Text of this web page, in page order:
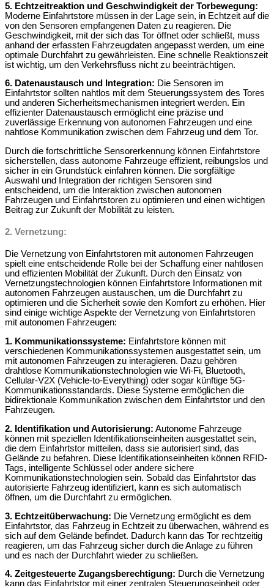
5. Echtzeitreaktion und Geschwindigkeit der Torbewegung:
Moderne Einfahrtstore müssen in der Lage sein, in Echtzeit auf die
von den Sensoren empfangenen Daten zu reagieren. Die
Geschwindigkeit, mit der sich das Tor öffnet oder schließt, muss
anhand der erfassten Fahrzeugdaten angepasst werden, um eine
optimale Durchfahrt zu gewährleisten. Eine schnelle Reaktionszeit
ist wichtig, um den Verkehrsfluss nicht zu beeinträchtigen.
6. Datenaustausch und Integration: Die Sensoren im
Einfahrtstor sollten nahtlos mit dem Steuerungssystem des Tores
und anderen Sicherheitsmechanismen integriert werden. Ein
effizienter Datenaustausch ermöglicht eine präzise und
zuverlässige Erkennung von autonomen Fahrzeugen und eine
nahtlose Kommunikation zwischen dem Fahrzeug und dem Tor.
Durch die fortschrittliche Sensorerkennung können Einfahrtstore
sicherstellen, dass autonome Fahrzeuge effizient, reibungslos und
sicher in ein Grundstück einfahren können. Die sorgfältige
Auswahl und Integration der richtigen Sensoren sind
entscheidend, um die Interaktion zwischen autonomen
Fahrzeugen und Einfahrtstoren zu optimieren und einen wichtigen
Beitrag zur Zukunft der Mobilität zu leisten.
2. Vernetzung:
Die Vernetzung von Einfahrtstoren mit autonomen Fahrzeugen
spielt eine entscheidende Rolle bei der Schaffung einer nahtlosen
und effizienten Mobilität der Zukunft. Durch den Einsatz von
Vernetzungstechnologien können Einfahrtstore Informationen mit
autonomen Fahrzeugen austauschen, um die Durchfahrt zu
optimieren und die Sicherheit sowie den Komfort zu erhöhen. Hier
sind einige wichtige Aspekte der Vernetzung von Einfahrtstoren
mit autonomen Fahrzeugen:
1. Kommunikationssysteme: Einfahrtstore können mit
verschiedenen Kommunikationssystemen ausgestattet sein, um
mit autonomen Fahrzeugen zu interagieren. Dazu gehören
drahtlose Kommunikationstechnologien wie Wi-Fi, Bluetooth,
Cellular-V2X (Vehicle-to-Everything) oder sogar künftige 5G-
Kommunikationsstandards. Diese Systeme ermöglichen die
bidirektionale Kommunikation zwischen dem Einfahrtstor und den
Fahrzeugen.
2. Identifikation und Autorisierung: Autonome Fahrzeuge
können mit speziellen Identifikationseinheiten ausgestattet sein,
die dem Einfahrtstor mitteilen, dass sie autorisiert sind, das
Gelände zu befahren. Diese Identifikationseinheiten können RFID-
Tags, intelligente Schlüssel oder andere sichere
Kommunikationstechnologien sein. Sobald das Einfahrtstor das
autorisierte Fahrzeug identifiziert, kann es sich automatisch
öffnen, um die Durchfahrt zu ermöglichen.
3. Echtzeitüberwachung: Die Vernetzung ermöglicht es dem
Einfahrtstor, das Fahrzeug in Echtzeit zu überwachen, während es
sich auf dem Gelände befindet. Dadurch kann das Tor rechtzeitig
reagieren, um das Fahrzeug sicher durch die Anlage zu führen
und es nach der Durchfahrt wieder zu schließen.
4. Zeitgesteuerte Zugangsberechtigung: Durch die Vernetzung
kann das Einfahrtstor mit einer zentralen Steuerungseinheit oder